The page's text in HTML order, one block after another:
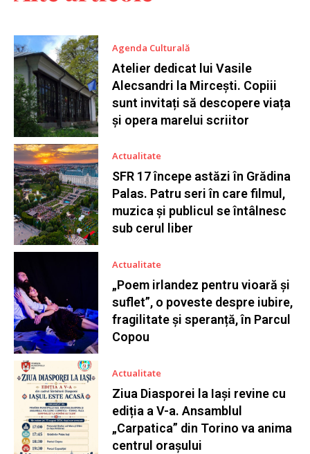
Agenda Culturală
Atelier dedicat lui Vasile
Alecsandri la Mircești. Copiii
sunt invitați să descopere viața
și opera marelui scriitor
Actualitate
SFR 17 începe astăzi în Grădina
Palas. Patru seri în care filmul,
muzica și publicul se întâlnesc
sub cerul liber
Actualitate
„Poem irlandez pentru vioară și
suflet”, o poveste despre iubire,
fragilitate și speranță, în Parcul
Copou
Actualitate
Ziua Diasporei la Iași revine cu
ediția a V-a. Ansamblul
„Carpatica” din Torino va anima
centrul orașului